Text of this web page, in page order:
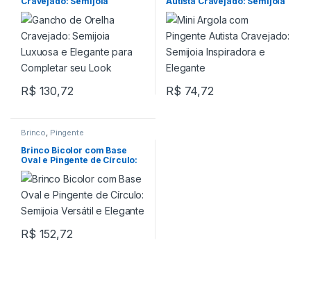
Luxuosa e Elegante para
Completar seu Look
R$ 130,72
Inspiradora e Elegante
R$ 74,72
Brinco, Pingente
Brinco Bicolor com Base
Oval e Pingente de Círculo:
Semijoia Versátil e Elegante
R$ 152,72